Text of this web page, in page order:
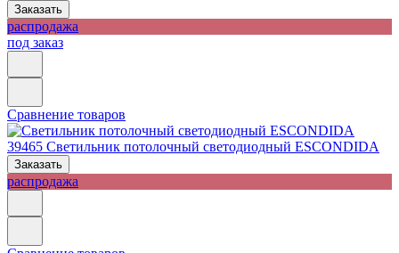
Заказать
распродажа
под заказ
Сравнение товаров
39465 Светильник потолочный светодиодный ESCONDIDA
Заказать
распродажа